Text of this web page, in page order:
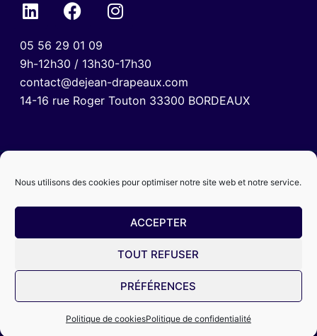
Nous utilisons des cookies pour optimiser notre site web et notre service.
ACCEPTER
TOUT REFUSER
PRÉFÉRENCES
Politique de cookiesPolitique de confidentialité
05 56 29 01 09
9h-12h30 / 13h30-17h30
contact@dejean-drapeaux.com
14-16 rue Roger Touton 33300 BORDEAUX
Mentions légalesPolitique de confidentialitéCGV
© 2024 Dejean Drapeaux